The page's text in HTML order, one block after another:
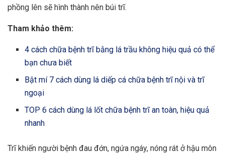
phồng lên sẽ hình thành nên búi trĩ.
Tham khảo thêm:
4 cách chữa bệnh trĩ bằng lá trầu không hiệu quả có thể
bạn chưa biết
Bật mí 7 cách dùng lá diếp cá chữa bệnh trĩ nội và trĩ
ngoại
TOP 6 cách dùng lá lốt chữa bệnh trĩ an toàn, hiệu quả
nhanh
Trĩ khiến người bệnh đau đớn, ngứa ngáy, nóng rát ở hậu môn